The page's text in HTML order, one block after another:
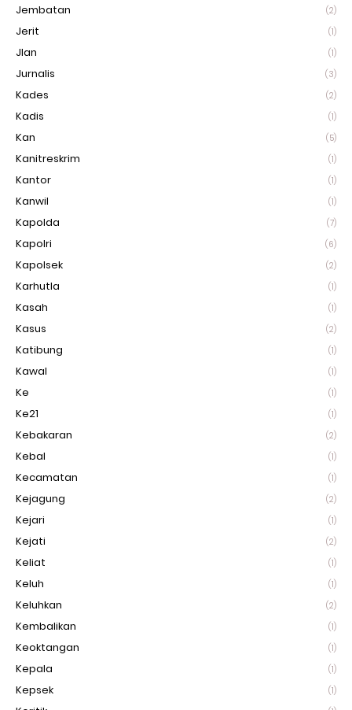
Jembatan (2)
Jerit (1)
Jlan (1)
Jurnalis (3)
Kades (2)
Kadis (1)
Kan (5)
Kanitreskrim (1)
Kantor (1)
Kanwil (1)
Kapolda (7)
Kapolri (6)
Kapolsek (2)
Karhutla (1)
Kasah (1)
Kasus (2)
Katibung (1)
Kawal (1)
Ke (1)
Ke21 (1)
Kebakaran (2)
Kebal (1)
Kecamatan (1)
Kejagung (2)
Kejari (1)
Kejati (2)
Keliat (1)
Keluh (1)
Keluhkan (2)
Kembalikan (1)
Keoktangan (1)
Kepala (1)
Kepsek (1)